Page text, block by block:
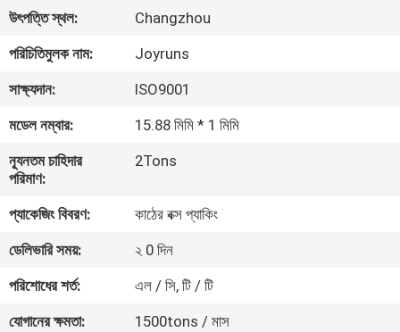
আমাদের
সম্পর্কে
কারখানা
ভ্রমণ
নিয়ন্ত্রণ
যোগাযোগ
করুন
উৎপত্তি স্থল:
Changzhou
পরিচিতিমুলক নাম:
Joyruns
সাক্ষ্যদান:
ISO9001
মডেল নম্বার:
15.88 মিমি * 1 মিমি
ন্যূনতম চাহিদার
পরিমাণ:
2Tons
প্যাকেজিং বিবরণ:
কাঠের বক্স প্যাকিং
ডেলিভারি সময়:
২ 0 দিন
পরিশোধের শর্ত:
এল / সি, টি / টি
যোগানের ক্ষমতা:
1500tons / মাস